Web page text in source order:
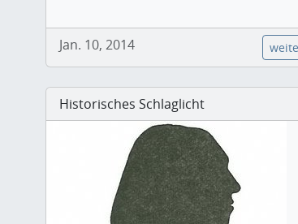
Jan. 10, 2014
Historisches Schlaglicht